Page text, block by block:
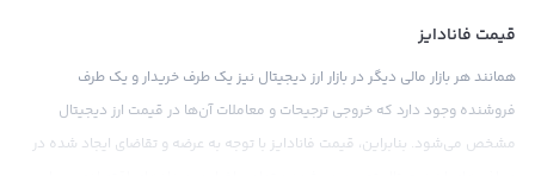
قیمت فانادایز
همانند هر بازار مالی دیگر در بازار ارز دیجیتال نیز یک طرف خریدار و یک طرف
فروشنده وجود دارد که خروجی ترجیحات و معاملات آن‌ها در قیمت ارز دیجیتال
مشخص می‌شود. بنابراین، قیمت فانادایز با توجه به عرضه و تقاضای ایجاد شده در